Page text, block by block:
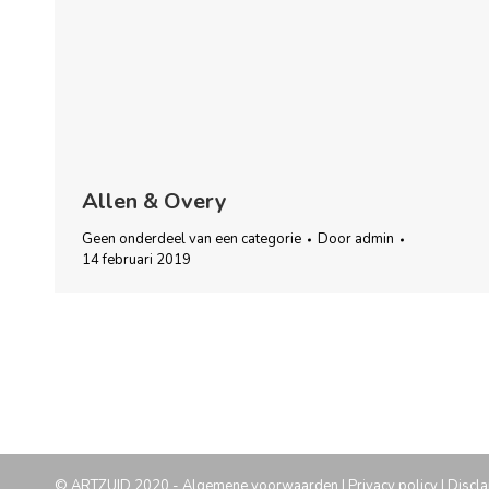
Allen & Overy
Geen onderdeel van een categorie Door admin
14 februari 2019